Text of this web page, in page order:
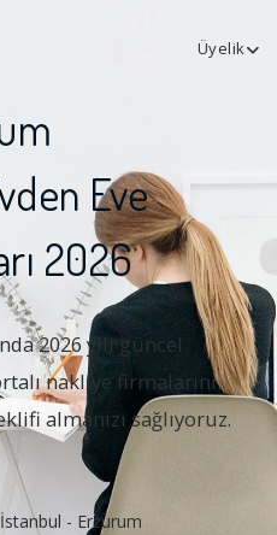
Üyelik
Eve
2026
2026 yılı güncel
nakliye firmalarını
almanızı sağlıyoruz.
İstanbul - Erzurum